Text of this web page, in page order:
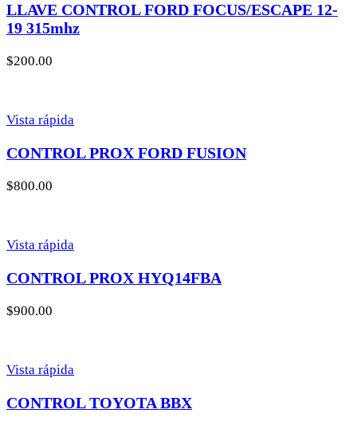
LLAVE CONTROL FORD FOCUS/ESCAPE 12-
19 315mhz
$200.00
Vista rápida
CONTROL PROX FORD FUSION
$800.00
Vista rápida
CONTROL PROX HYQ14FBA
$900.00
Vista rápida
CONTROL TOYOTA BBX